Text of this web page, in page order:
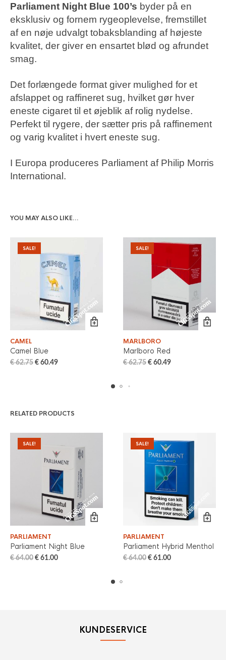
Parliament Night Blue 100’s byder på en
eksklusiv og fornem rygeoplevelse, fremstillet
af en nøje udvalgt tobaksblanding af højeste
kvalitet, der giver en ensartet blød og afrundet
smag.
Det forlængede format giver mulighed for et
afslappet og raffineret sug, hvilket gør hver
eneste cigaret til et øjeblik af rolig nydelse.
Perfekt til rygere, der sætter pris på raffinement
og varig kvalitet i hvert eneste sug.
I Europa produceres Parliament af Philip Morris
International.
YOU MAY ALSO LIKE…
SALE!
CAMEL
Camel Blue
€62.75 € 60.49
SALE!
MARLBORO
Marlboro Red
€62.75 € 60.49
RELATED PRODUCTS
SALE!
PARLIAMENT
Parliament Night Blue
€64.00 € 61.00
SALE!
PARLIAMENT
Parliament Hybrid Menthol
€64.00 € 61.00
KUNDESERVICE